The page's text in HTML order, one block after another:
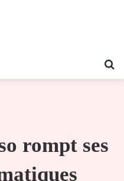
rompt ses